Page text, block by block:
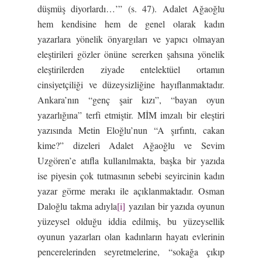
düşmüş diyorlardı…’” (s. 47). Adalet Ağaoğlu
hem kendisine hem de genel olarak kadın
yazarlara yönelik önyargıları ve yapıcı olmayan
eleştirileri gözler önüne sererken şahsına yönelik
eleştirilerden ziyade entelektüel ortamın
cinsiyetçiliği ve düzeysizliğine hayıflanmaktadır.
Ankara’nın “genç şair kızı”, “bayan oyun
yazarlığına” terfi etmiştir. MİM imzalı bir eleştiri
yazısında Metin Eloğlu’nun “A şırfıntı, cakan
kime?” dizeleri Adalet Ağaoğlu ve Sevim
Uzgören’e atıfla kullanılmakta, başka bir yazıda
ise piyesin çok tutmasının sebebi seyircinin kadın
yazar görme merakı ile açıklanmaktadır. Osman
Daloğlu takma adıyla[i] yazılan bir yazıda oyunun
yüzeysel olduğu iddia edilmiş, bu yüzeysellik
oyunun yazarları olan kadınların hayatı evlerinin
pencerelerinden seyretmelerine, “sokağa çıkıp